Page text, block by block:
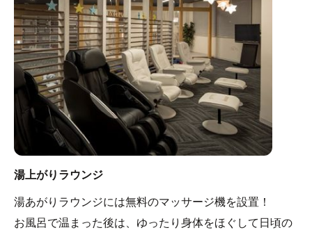
湯上がりラウンジ
湯あがりラウンジには無料のマッサージ機を設置！
お風呂で温まった後は、ゆったり身体をほぐして日頃の